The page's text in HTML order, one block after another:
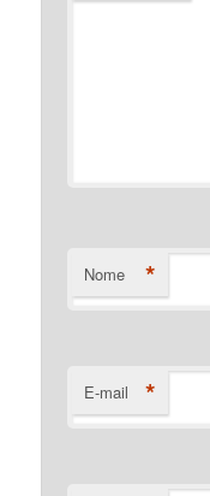
Nome *
E-mail *